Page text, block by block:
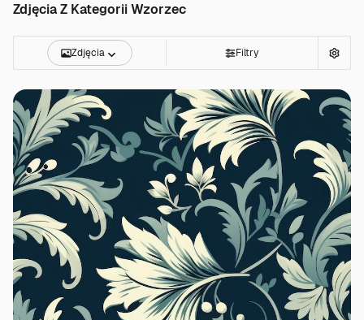
Zdjęcia Z Kategorii Wzorzec
Zdjęcia Filtry